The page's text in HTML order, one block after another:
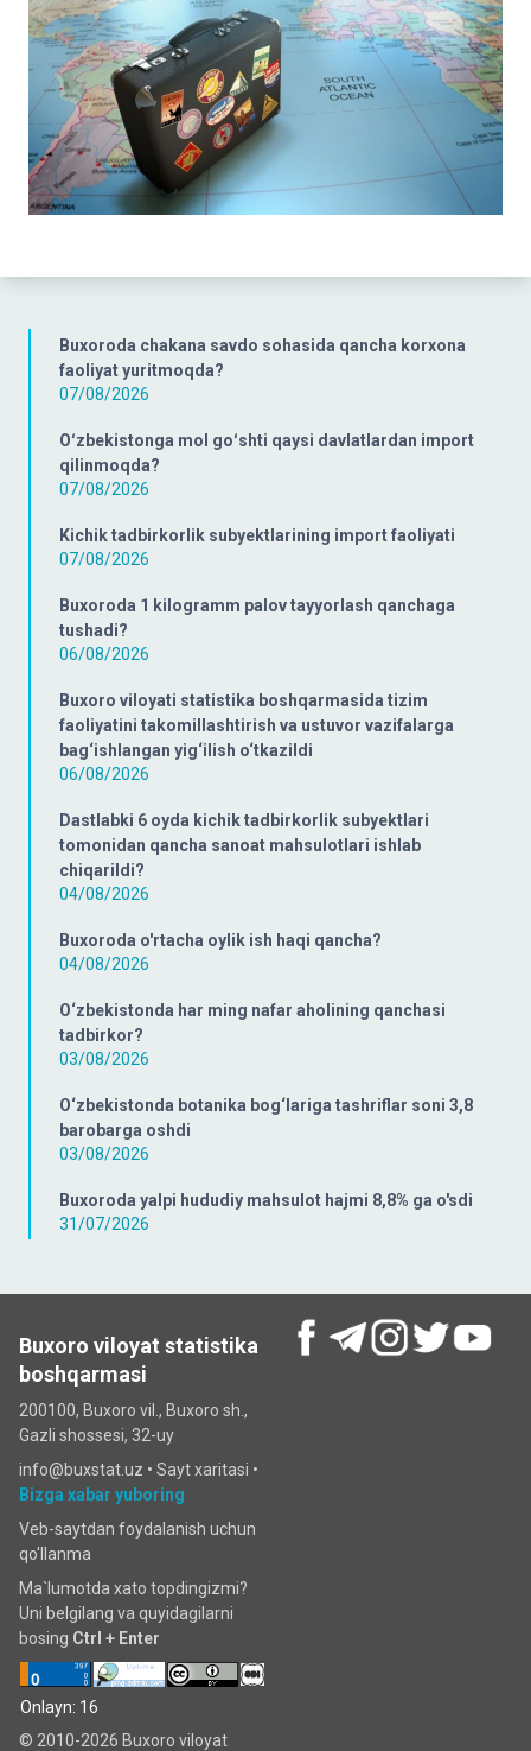
Buxoroda chakana savdo sohasida qancha korxona
faoliyat yuritmoqda?
07/08/2026
Oʻzbekistonga mol goʻshti qaysi davlatlardan import
qilinmoqda?
07/08/2026
Kichik tadbirkorlik subyektlarining import faoliyati
07/08/2026
Buxoroda 1 kilogramm palov tayyorlash qanchaga
tushadi?
06/08/2026
Buxoro viloyati statistika boshqarmasida tizim
faoliyatini takomillashtirish va ustuvor vazifalarga
bag‘ishlangan yig‘ilish o‘tkazildi
06/08/2026
Dastlabki 6 oyda kichik tadbirkorlik subyektlari
tomonidan qancha sanoat mahsulotlari ishlab
chiqarildi?
04/08/2026
Buxoroda o'rtacha oylik ish haqi qancha?
04/08/2026
O‘zbekistonda har ming nafar aholining qanchasi
tadbirkor?
03/08/2026
O‘zbekistonda botanika bog‘lariga tashriflar soni 3,8
barobarga oshdi
03/08/2026
Buxoroda yalpi hududiy mahsulot hajmi 8,8% ga o'sdi
31/07/2026
Buxoro viloyat statistika
boshqarmasi
200100, Buxoro vil., Buxoro sh.,
Gazli shossesi, 32-uy
info@buxstat.uz • Sayt xaritasi •
Bizga xabar yuboring
Veb-saytdan foydalanish uchun
qo'llanma
Ma`lumotda xato topdingizmi?
Uni belgilang va quyidagilarni
bosing Ctrl + Enter
Onlayn: 16
© 2010-2026 Buxoro viloyat